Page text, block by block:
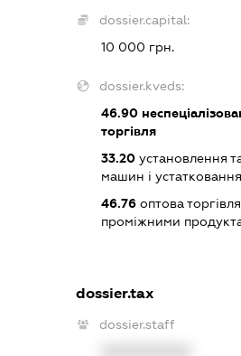
dossier.capital:
10 000 грн.
dossier.kveds:
46.90
торгівля
33.20установлення
машин і устатковання
46.76оптова
проміжними
dossier.tax
dossier.staff